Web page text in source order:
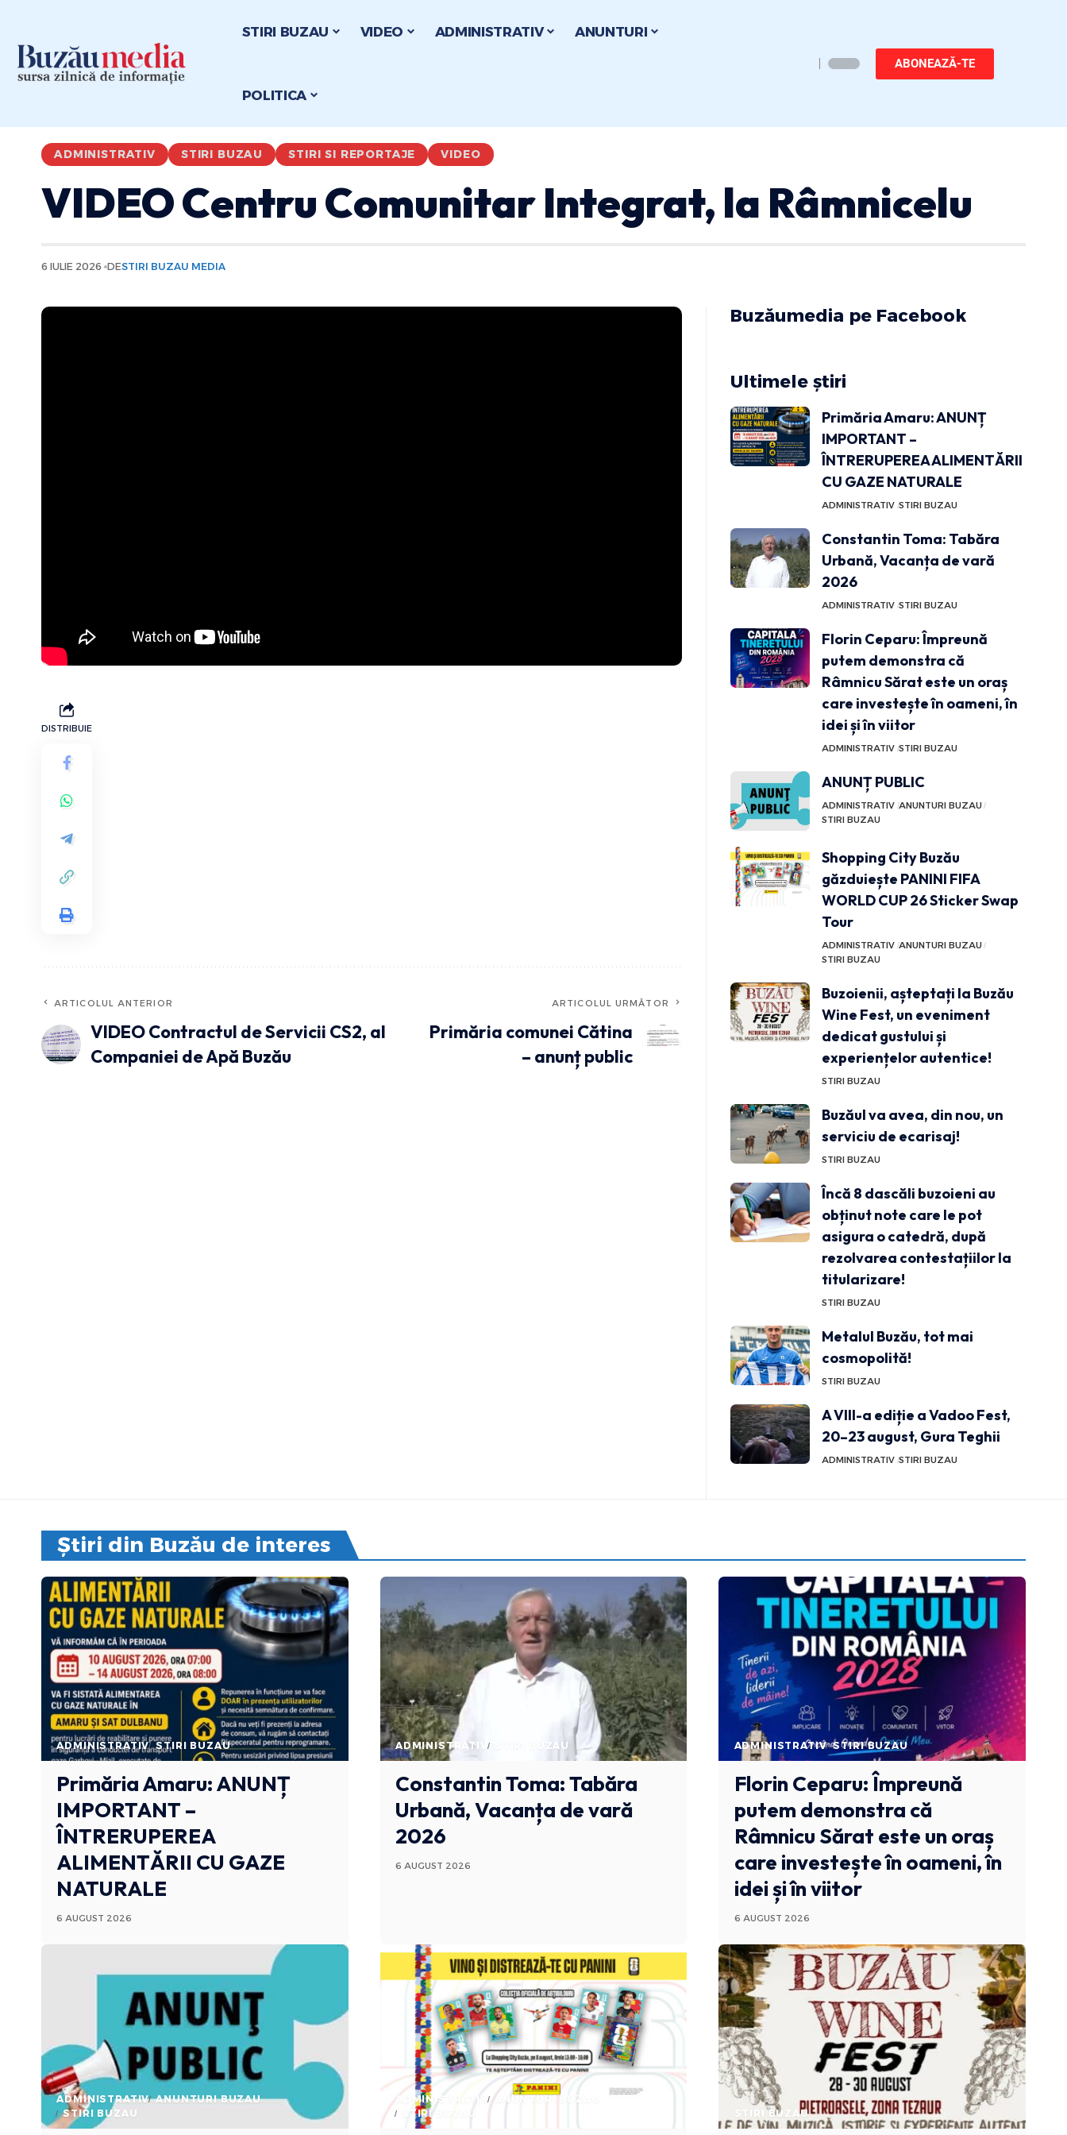
STIRI BUZAU VIDEO ADMINISTRATIV ANUNTURI
POLITICA
ABONEAZĂ-TE
ADMINISTRATIV STIRI BUZAU STIRI SI REPORTAJE VIDEO
VIDEO Centru Comunitar Integrat, la Râmnicelu
6 IULIE 2026 DESTIRI BUZAU MEDIA
DISTRIBUIE
ARTICOLUL ANTERIOR
VIDEO Contractul de Servicii CS2, al
Companiei de Apă Buzău
ARTICOLUL URMĂTOR
Primăria comunei Cătina
– anunț public
Buzăumedia pe Facebook
Ultimele știri
Primăria Amaru: ANUNȚ
IMPORTANT –
ÎNTRERUPEREA ALIMENTĂRII
CU GAZE NATURALE
ADMINISTRATIV STIRI BUZAU
Constantin Toma: Tabăra
Urbană, Vacanța de vară
2026
ADMINISTRATIV STIRI BUZAU
Florin Ceparu: Împreună
putem demonstra că
Râmnicu Sărat este un oraș
care investește în oameni, în
idei și în viitor
ADMINISTRATIV STIRI BUZAU
ANUNȚ PUBLIC
ADMINISTRATIV ANUNTURI BUZAU
STIRI BUZAU
Shopping City Buzău
găzduiește PANINI FIFA
WORLD CUP 26 Sticker Swap
Tour
ADMINISTRATIV ANUNTURI BUZAU
STIRI BUZAU
Buzoienii, așteptați la Buzău
Wine Fest, un eveniment
dedicat gustului și
experiențelor autentice!
STIRI BUZAU
Buzăul va avea, din nou, un
serviciu de ecarisaj!
STIRI BUZAU
Încă 8 dascăli buzoieni au
obținut note care le pot
asigura o catedră, după
rezolvarea contestațiilor la
titularizare!
STIRI BUZAU
Metalul Buzău, tot mai
cosmopolită!
STIRI BUZAU
A VIII-a ediție a Vadoo Fest,
20–23 august, Gura Teghii
ADMINISTRATIV STIRI BUZAU
Știri din Buzău de interes
ADMINISTRATIV STIRI BUZAU
Primăria Amaru: ANUNȚ
IMPORTANT –
ÎNTRERUPEREA
ALIMENTĂRII CU GAZE
NATURALE
6 AUGUST 2026
ADMINISTRATIV STIRI BUZAU
Constantin Toma: Tabăra
Urbană, Vacanța de vară
2026
6 AUGUST 2026
ADMINISTRATIV STIRI BUZAU
Florin Ceparu: Împreună
putem demonstra că
Râmnicu Sărat este un oraș
care investește în oameni, în
idei și în viitor
6 AUGUST 2026
ADMINISTRATIV ANUNTURI BUZAU
STIRI BUZAU
ADMINISTRATIV ANUNTURI BUZAU
STIRI BUZAU
STIRI BUZAU